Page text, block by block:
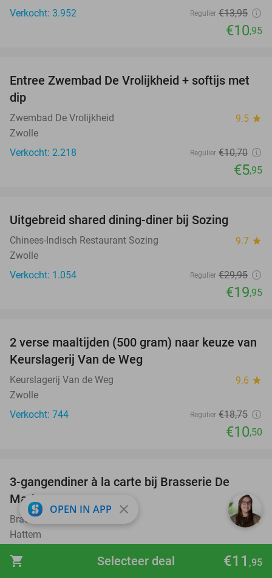
shopping_cart €11 ,95
Selecteer deal
Verkocht: 3.952
Regulier €13,95
€10,95
44%
Entree Zwembad De Vrolijkheid + softijs met
dip
Zwembad De Vrolijkheid 9.5 star
Zwolle
Verkocht: 2.218
Regulier €10,70
€5,95
Uitgebreid shared dining-diner bij Sozing
Chinees-Indisch Restaurant Sozing 9.7 star
Zwolle
Verkocht: 1.054
Regulier €29,95
€19,95
44%
2 verse maaltijden (500 gram) naar keuze van
Keurslagerij Van de Weg
Keurslagerij Van de Weg 9.6 star
Zwolle
Verkocht: 744
Regulier €18,75
€10,50
3-gangendiner à la carte bij Brasserie De
Markt
Brasserie De Markt Hattem 9.3 star
Hattem
Verkocht: 124
Regulier €45
€19,95
OPEN IN APP close